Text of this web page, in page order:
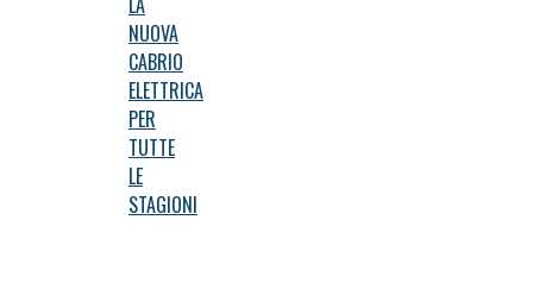
NUOVA
CABRIO
ELETTRICA
PER
TUTTE
LE
STAGIONI